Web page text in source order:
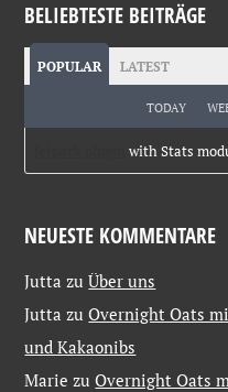
BELIEBTESTE BEITRÄGE
POPULAR LATEST
TODAY
with Stats
NEUESTE KOMMENTARE
Jutta zuÜber uns
Jutta zuOvernight Oats
und Kakaonibs
Marie zuOvernight Oats